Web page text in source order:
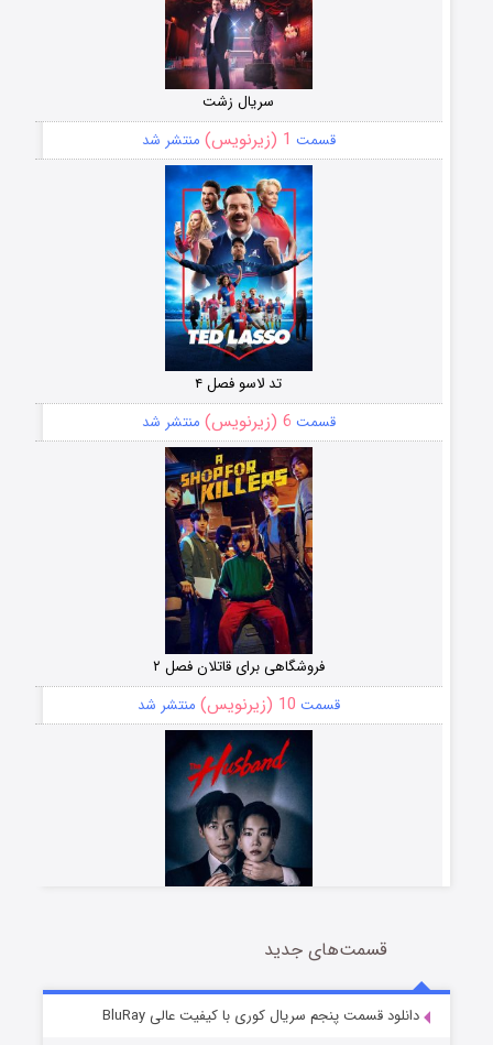
سریال زشت
قسمت 1 (زیرنویس) منتشر شد
تد لاسو فصل ۴
قسمت 6 (زیرنویس) منتشر شد
فروشگاهی برای قاتلان فصل ۲
قسمت 10 (زیرنویس) منتشر شد
قسمت8 (زیرنویس) منتشر شد
قسمت‌های جدید
دانلود قسمت پنجم سریال کوری با کیفیت عالی BluRay